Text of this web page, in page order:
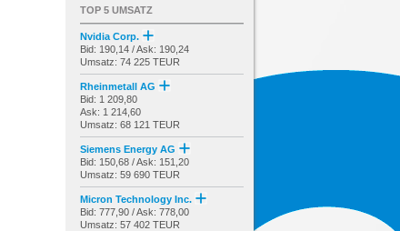
TOP 5 UMSATZ
Nvidia Corp.
Bid: 190,14 / Ask: 190,24
Umsatz: 74 225 TEUR
Rheinmetall AG
Bid: 1 209,80
Ask: 1 214,60
Umsatz: 68 121 TEUR
Siemens Energy AG
Bid: 150,68 / Ask: 151,20
Umsatz: 59 690 TEUR
Micron Technology Inc.
Bid: 777,90 / Ask: 778,00
Umsatz: 57 402 TEUR